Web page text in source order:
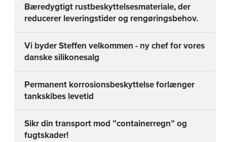
Bæredygtigt rustbeskyttelsesmateriale, der
reducerer leveringstider og rengøringsbehov.
Vi byder Steffen velkommen - ny chef for vores
danske silikonesalg
Permanent korrosionsbeskyttelse forlænger
tankskibes levetid
Sikr din transport mod ”containerregn” og
fugtskader!